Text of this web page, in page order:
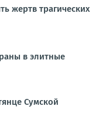
жертв трагических
в элитные
Сумской